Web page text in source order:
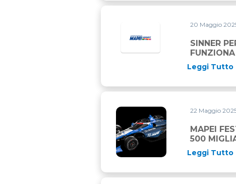
20 Maggio
SINNER
Leggi Tutto
MAPEI FESTEGGIA LA22 Maggio
MAPEI
500
Leggi Tutto